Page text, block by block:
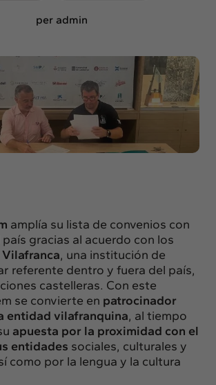
per admin
amplía su lista de convenios con
gracias al acuerdo con los
, una institución de
referente dentro y fuera del país,
castelleras. Con este
se convierte en patrocinador
entidad vilafranquina, al tiempo
apuesta por la proximidad con el
entidades sociales, culturales y
como por la lengua y la cultura